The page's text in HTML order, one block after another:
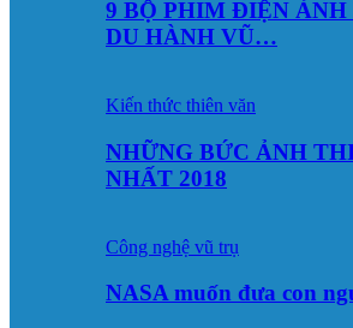
9 BỘ PHIM ĐIỆN ẢNH
DU HÀNH VŨ…
Kiến thức thiên văn
NHỮNG BỨC ẢNH
NHẤT 2018
Công nghệ vũ trụ
NASA muốn đưa con